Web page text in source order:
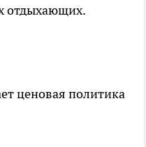
отдыхающих.
ценовая политика